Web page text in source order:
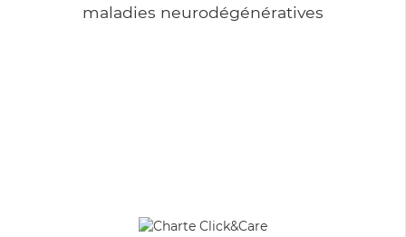
maladies neurodégénératives